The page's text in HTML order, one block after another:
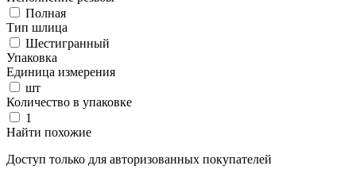
Полная
Тип шлица
Шестигранный
Упаковка
Единица измерения
шт
Количество в упаковке
1
Найти похожие
Доступ только для авторизованных покупателей